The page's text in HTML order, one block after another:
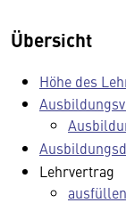
Übersicht
Höhe des
Lehrvertrag